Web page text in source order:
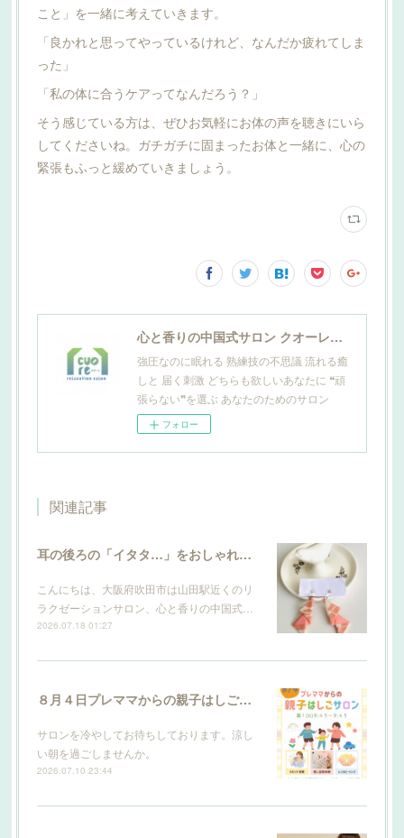
こと」を一緒に考えていきます。
「良かれと思ってやっているけれど、なんだか疲れてしま
った」
「私の体に合うケアってなんだろう？」
そう感じている方は、ぜひお気軽にお体の声を聴きにいら
してくださいね。ガチガチに固まったお体と一緒に、心の
緊張もふっと緩めていきましょう。
心と香りの中国式サロン クオーレ山田
強圧なのに眠れる 熟練技の不思議 流れる癒
しと 届く刺激 どちらも欲しいあなたに ❝頑
張らない❞を選ぶ あなたのためのサロン
フォロー
関連記事
耳の後ろの「イタタ…」をおしゃれにケア。サロン発のこだわり輪郭ピアスができました
こんにちは、大阪府吹田市は山田駅近くのリ
ラクゼーションサロン、心と香りの中国式…
2026.07.18 01:27
８月４日プレママからの親子はしごサロン
サロンを冷やしてお待ちしております。涼し
い朝を過ごしませんか。
2026.07.10 23:44